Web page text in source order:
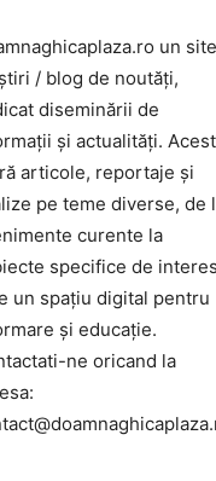
un site
/ blog de noutăți,
diseminării de
și actualități.
articole, reportaje și
pe teme diverse, de
curente la
specifice de
un spațiu digital pentru
și educație.
ne oricand la